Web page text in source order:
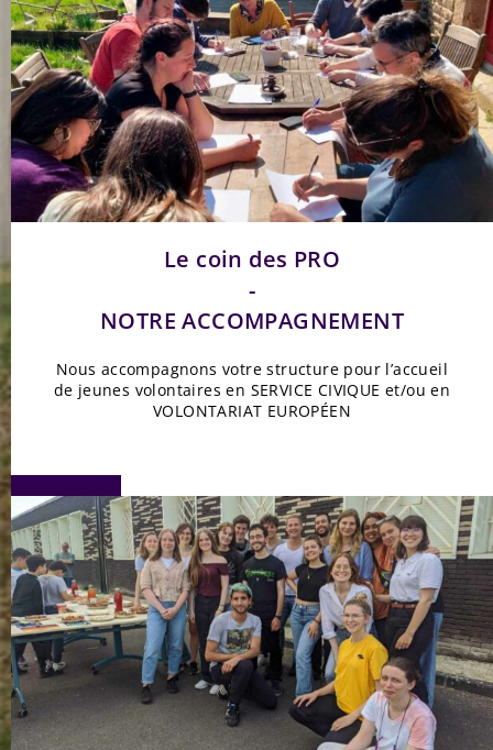
Le coin des PRO
-
NOTRE ACCOMPAGNEMENT
Nous accompagnons votre structure pour l’accueil
de jeunes volontaires en SERVICE CIVIQUE et/ou en
VOLONTARIAT EUROPÉEN